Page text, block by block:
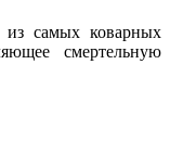
самых коварных
смертельную